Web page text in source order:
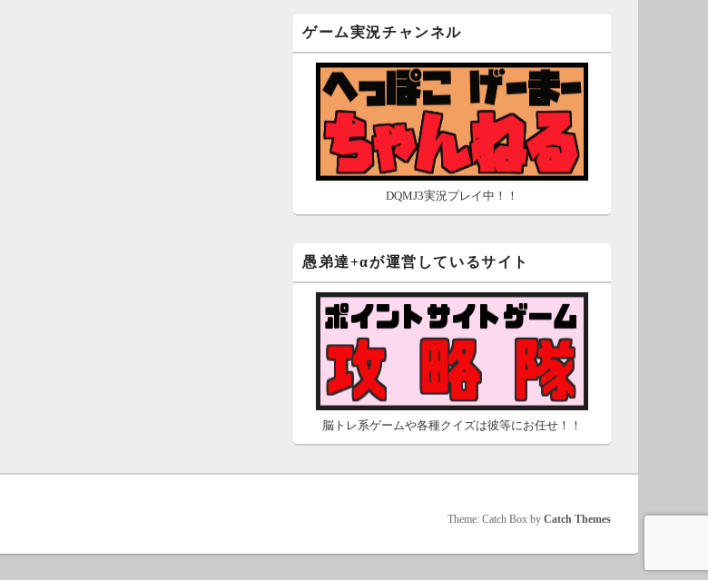
沈黙は金なり
ポイントがお金に！？-空いた時間でちょい稼ぎ-
在宅deお小遣い！～小銭だって集めれば諭吉になる
ネット収入攻略ナビ
ポイントサイトは安全？危険？お小遣い稼ぎサイト
の使い方ガイド
ゲーム実況チャンネル
DQMJ3実況プレイ中！！
愚弟達+αが運営しているサイト
脳トレ系ゲームや各種クイズは彼等にお任せ！！
Theme: Catch Box by Catch Themes